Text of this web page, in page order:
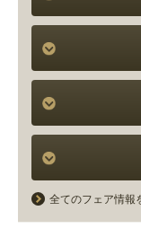
全てのフェア情報